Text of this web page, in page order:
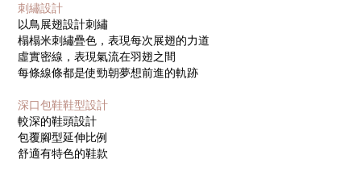
刺繡設計
以鳥展翅設計刺繡
榻榻米刺繡疊色，表現每次展翅的力道
虛實密線，表現氣流在羽翅之間
每條線條都是使勁朝夢想前進的軌跡
深口包鞋鞋型設計
較深的鞋頭設計
包覆腳型延伸比例
舒適有特色的鞋款